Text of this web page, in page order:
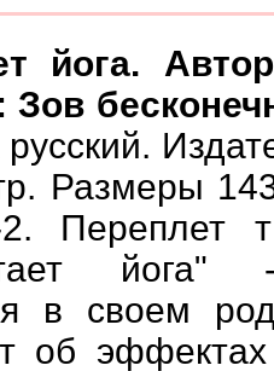
йога.
Размеры
2. Переплет
в своем
об